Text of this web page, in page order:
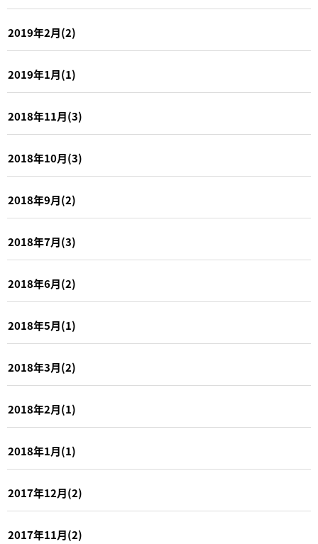
2019年2月(2)
2019年1月(1)
2018年11月(3)
2018年10月(3)
2018年9月(2)
2018年7月(3)
2018年6月(2)
2018年5月(1)
2018年3月(2)
2018年2月(1)
2018年1月(1)
2017年12月(2)
2017年11月(2)